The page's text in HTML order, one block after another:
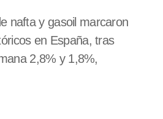
nafta y gasoil marcaron
en España, tras
2,8% y 1,8%,